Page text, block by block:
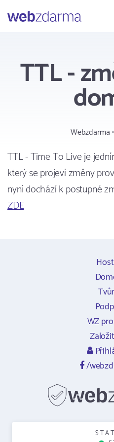
TTL -
Webzdarma
TTL - Time To Live je
který se projeví změny
nyní dochází k postupné
ZDE
WZ
/